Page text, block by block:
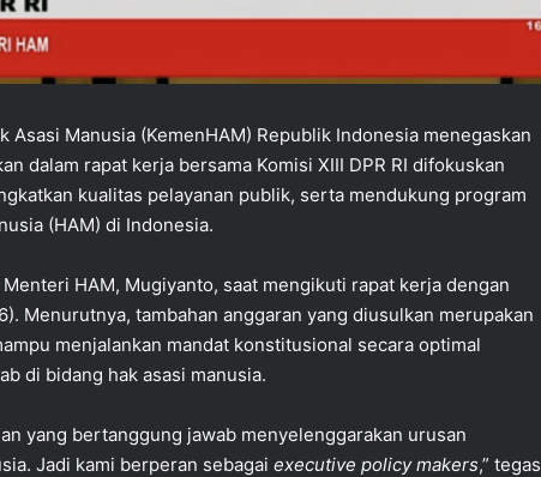
Asasi Manusia (KemenHAM) Republik Indonesia menegaskan
dalam rapat kerja bersama Komisi XIII DPR RI difokuskan
kualitas pelayanan publik, serta mendukung program
(HAM) di Indonesia.
HAM, Mugiyanto, saat mengikuti rapat kerja dengan
Menurutnya, tambahan anggaran yang diusulkan merupakan
menjalankan mandat konstitusional secara optimal
di bidang hak asasi manusia.
yang bertanggung jawab menyelenggarakan urusan
Jadi kami berperan sebagai executive policy makers,” tegas